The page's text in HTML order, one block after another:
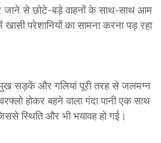
जाने से छोटे-बड़े वाहनों के साथ-साथ आम
परेशानियों का सामना करना पड़ रहा
सड़कें और गलियां पूरी तरह से जलमग्न
होकर बहने वाला गंदा पानी एक साथ
स्थिति और भी भयावह हो गई।